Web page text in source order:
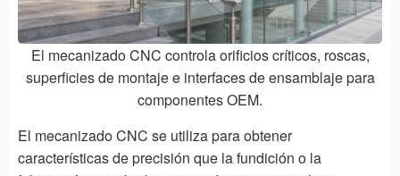
El mecanizado CNC controla orificios críticos, roscas,
superficies de montaje e interfaces de ensamblaje para
componentes OEM.
El mecanizado CNC se utiliza para obtener
características de precisión que la fundición o la